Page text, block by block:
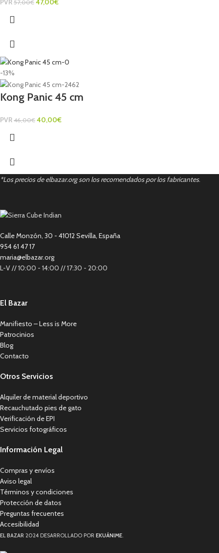
PVR 57,00€ 47,00€
-13%
Kong Panic 45 cm
PVR 46,00€ 40,00€
*Los precios de elbazar.org son los recomendados por los fabricantes.
Calle Monzón, 30 - 41012 Sevilla, España
954 61 47 17
maria@elbazar.org
L-V // 10:00 - 14:00 // 17:30 - 20:00
El Bazar
Manifiesto – Less is More
Patrocinios
Blog
Contacto
Otros Servicios
Alquiler de material deportivo
Recauchutado pies de gato
Verificación de EPI
Servicios fotográficos
Información Legal
Compras y envíos
Aviso legal
Términos y condiciones
Protección de datos
Preguntas frecuentes
Accesibilidad
EL BAZAR 2024 DESARROLLADO POR EKUÁNIME.